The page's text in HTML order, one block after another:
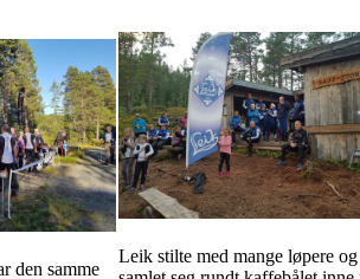
den samme
Leik stilte med mange løpere og